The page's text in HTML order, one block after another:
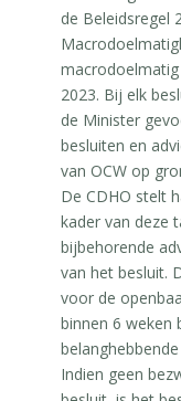
de Beleidsregel
2023. Bij elk
de Minister
besluiten en
van OCW op
De CDHO stelt
kader van deze
bijbehorende
van het besluit.
voor de
binnen 6 weken
Indien geen